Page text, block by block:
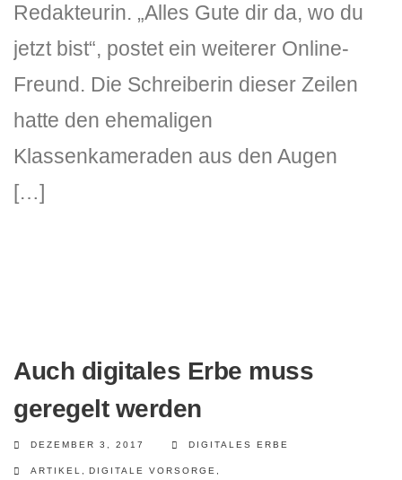
Redakteurin. „Alles Gute dir da, wo du
jetzt bist“, postet ein weiterer Online-
Freund. Die Schreiberin dieser Zeilen
hatte den ehemaligen
Klassenkameraden aus den Augen
[…]
Auch digitales Erbe muss
geregelt werden
DEZEMBER 3, 2017 DIGITALES ERBE
ARTIKEL DIGITALE VORSORGE